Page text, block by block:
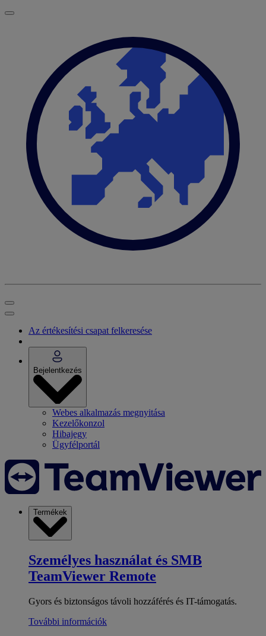
Az értékesítési csapat felkeresése
Bejelentkezés
Webes alkalmazás megnyitása
Kezelőkonzol
Hibajegy
Ügyfélportál
Termékek
Személyes használat és SMB
TeamViewer Remote
Gyors és biztonságos távoli hozzáférés és IT-támogatás.
További információk